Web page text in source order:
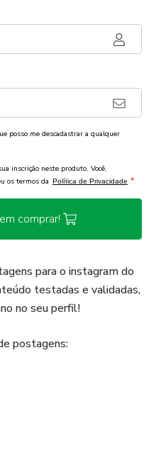
posso me descadastrar a qualquer
inscrição neste produto. Você,
os termos da Política de Privacidade *
comprar!
para o instagram do
testadas e validadas,
no seu perfil!
postagens: